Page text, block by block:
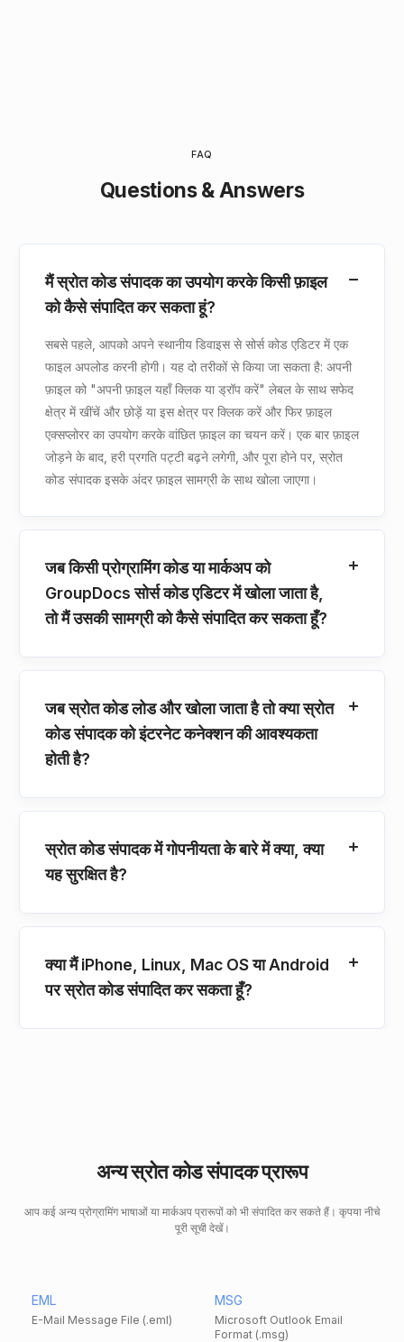
FAQ
Questions & Answers
मैं स्रोत कोड संपादक का उपयोग करके किसी फ़ाइल
को कैसे संपादित कर सकता हूं?
सबसे पहले, आपको अपने स्थानीय डिवाइस से सोर्स कोड एडिटर में एक
फाइल अपलोड करनी होगी। यह दो तरीकों से किया जा सकता है: अपनी
फ़ाइल को "अपनी फ़ाइल यहाँ क्लिक या ड्रॉप करें" लेबल के साथ सफेद
क्षेत्र में खींचें और छोड़ें या इस क्षेत्र पर क्लिक करें और फिर फ़ाइल
एक्सप्लोरर का उपयोग करके वांछित फ़ाइल का चयन करें। एक बार फ़ाइल
जोड़ने के बाद, हरी प्रगति पट्टी बढ़ने लगेगी, और पूरा होने पर, स्रोत
कोड संपादक इसके अंदर फ़ाइल सामग्री के साथ खोला जाएगा।
जब किसी प्रोग्रामिंग कोड या मार्कअप को
GroupDocs सोर्स कोड एडिटर में खोला जाता है,
तो मैं उसकी सामग्री को कैसे संपादित कर सकता हूँ?
जब स्रोत कोड लोड और खोला जाता है तो क्या स्रोत
कोड संपादक को इंटरनेट कनेक्शन की आवश्यकता
होती है?
स्रोत कोड संपादक में गोपनीयता के बारे में क्या, क्या
यह सुरक्षित है?
क्या मैं iPhone, Linux, Mac OS या Android
पर स्रोत कोड संपादित कर सकता हूँ?
अन्य स्रोत कोड संपादक प्रारूप
आप कई अन्य प्रोग्रामिंग भाषाओं या मार्कअप प्रारूपों को भी संपादित कर सकते हैं। कृपया नीचे
पूरी सूची देखें।
EML
E-Mail Message File (.eml)
MSG
Microsoft Outlook Email
Format (.msg)